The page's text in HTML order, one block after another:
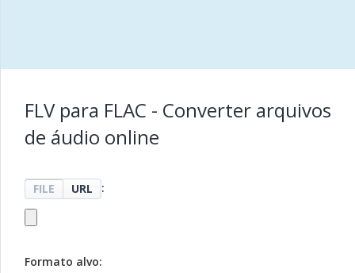
FLV para FLAC - Converter arquivos
de áudio online
FILE URL :
Formato alvo: